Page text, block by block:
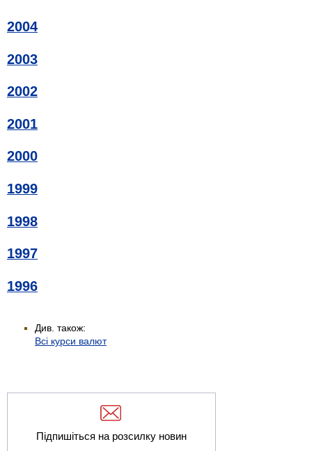
2004
2003
2002
2001
2000
1999
1998
1997
1996
Див. також:
Всі курси валют
Підпишіться на розсилку новин